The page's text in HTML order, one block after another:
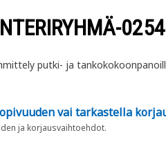
putki- ja
vai tarkastella
ja korjausvaihtoehdot.